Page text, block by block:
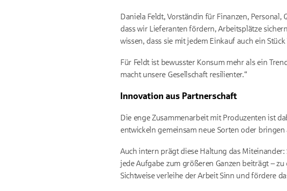
Daniela Feldt, Vorständin für Finanzen,
dass wir Lieferanten fördern, Arbeitsplätze
wissen, dass sie mit jedem Einkauf auch ein
Für Feldt ist bewusster Konsum mehr als ein
macht unsere Gesellschaft resilienter.“
Innovation aus Partnerschaft
Die enge Zusammenarbeit mit Produzenten ist
entwickeln gemeinsam neue Sorten oder
Auch intern prägt diese Haltung das
jede Aufgabe zum größeren Ganzen beiträgt –
Sichtweise verleihe der Arbeit Sinn und fördere